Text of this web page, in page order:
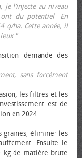
je l’injecte au niveau
du potentiel. En
q/ha. Cette année, il
".
demande des
sans forcément
les filtres et les
est de
en 2024.
graines, éliminer les
Ensuite le
kg de matière brute